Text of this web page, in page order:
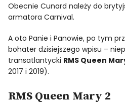
Obecnie Cunard należy do
armatora Carnival.
A oto Panie i Panowie, po tym
bohater dzisiejszego wpisu –
transatlantycki RMS Queen
2017 i 2019).
RMS Queen Mary 2